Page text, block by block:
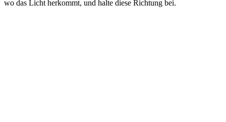
wo das Licht herkommt, und halte diese Richtung bei.